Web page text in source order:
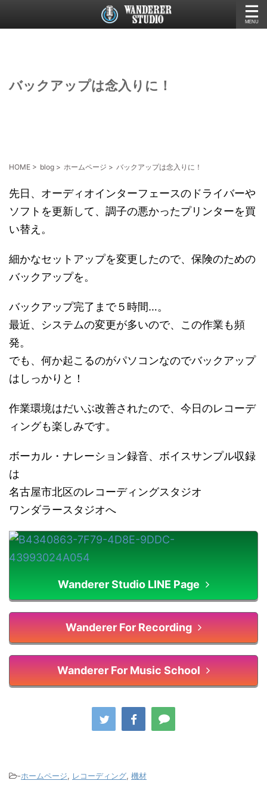
バックアップは念入りに！
HOME > blog > ホームページ > バックアップは念入りに！
先日、オーディオインターフェースのドライバーや
ソフトを更新して、調子の悪かったプリンターを買
い替え。
細かなセットアップを変更したので、保険のための
バックアップを。
バックアップ完了まで５時間…。
最近、システムの変更が多いので、この作業も頻
発。
でも、何か起こるのがパソコンなのでバックアップ
はしっかりと！
作業環境はだいぶ改善されたので、今日のレコーデ
ィングも楽しみです。
ボーカル・ナレーション録音、ボイスサンプル収録
は
名古屋市北区のレコーディングスタジオ
ワンダラースタジオへ
Wanderer Studio LINE Page
Wanderer For Recording
Wanderer For Music School
-ホームページ, レコーディング, 機材